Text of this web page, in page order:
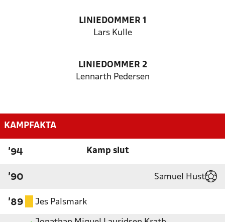
LINIEDOMMER 1
Lars Kulle
LINIEDOMMER 2
Lennarth Pedersen
KAMPFAKTA
'94 Kamp slut
'90 Samuel Hust
'89 Jes Palsmark